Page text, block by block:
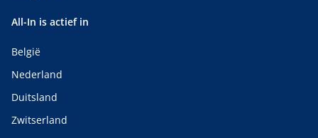
All-In is actief in
België
Nederland
Duitsland
Zwitserland